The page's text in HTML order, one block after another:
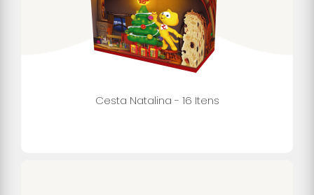
Cesta Natalina - 16 Itens